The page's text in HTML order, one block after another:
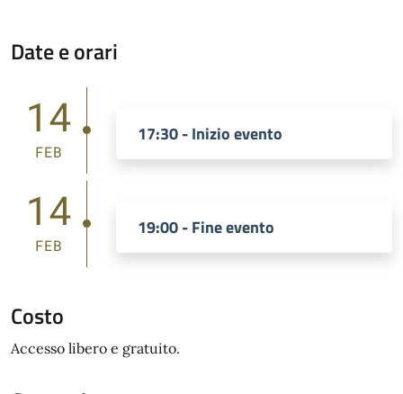
Date e orari
14
FEB
17:30 - Inizio evento
14
FEB
19:00 - Fine evento
Costo
Accesso libero e gratuito.